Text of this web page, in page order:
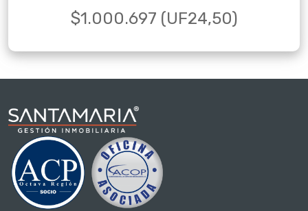
$1.000.697 (UF24,50)